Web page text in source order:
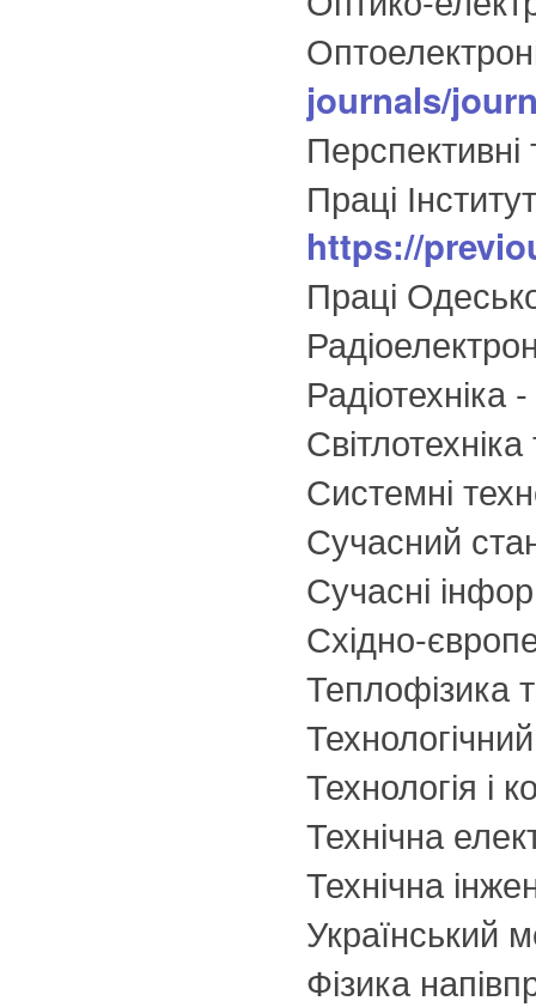
journals/
Праці
https://
Праці
Радіотехніка -
Системні
Сучасний
Сучасні
Східно-
Теплофізика
Технологія і
Технічна
Технічна
Український
Фізика